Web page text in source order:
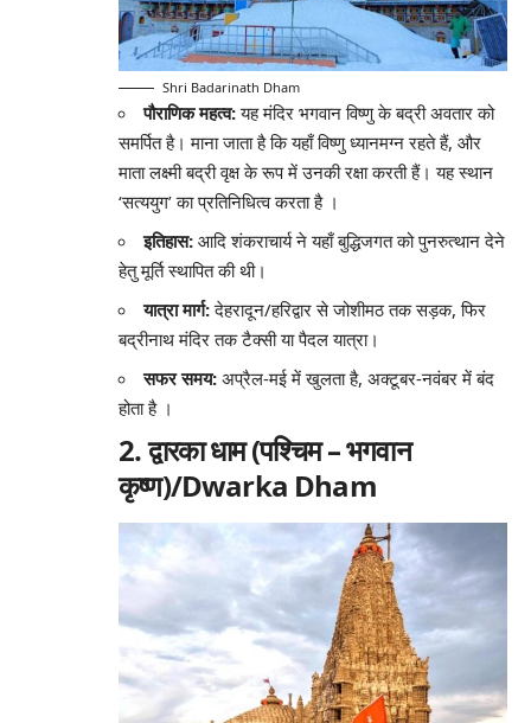
Shri Badarinath Dham
पौराणिक महत्व:यह मंदिर भगवान विष्णु के बद्री अवतार को
समर्पित है। माना जाता है कि यहाँ विष्णु ध्यानमग्न रहते हैं, और
माता लक्ष्मी बद्री वृक्ष के रूप में उनकी रक्षा करती हैं। यह स्थान
‘सत्ययुग’ का प्रतिनिधित्व करता है।
इतिहास: आदि शंकराचार्य ने यहाँ बुद्धिजगत को पुनरुत्थान देने
हेतु मूर्ति स्थापित की थी।
यात्रा मार्ग:देहरादून/हरिद्वार से जोशीमठ तक सड़क, फिर
बद्रीनाथ मंदिर तक टैक्सी या पैदल यात्रा।
सफर समय: अप्रैल-मई में खुलता है, अक्टूबर-नवंबर में बंद
होता है।
2. द्वारका धाम (पश्चिम – भगवान
कृष्ण)/Dwarka Dham